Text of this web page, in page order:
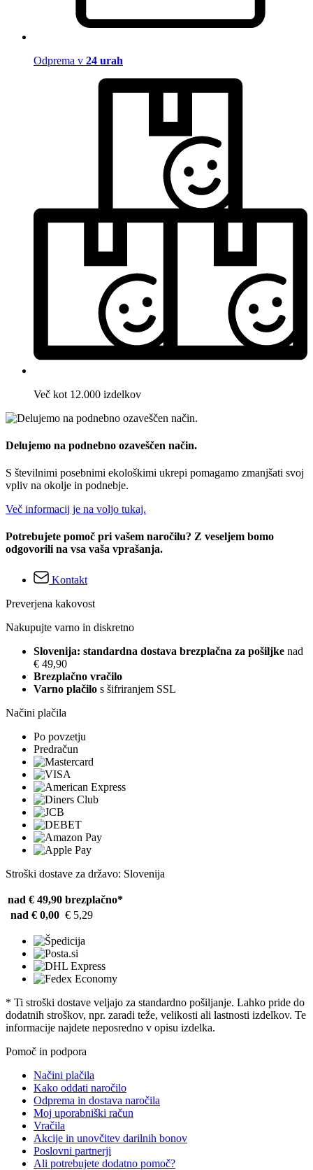
Odprema v 24 urah
Več kot 12.000 izdelkov
Delujemo na podnebno ozaveščen način.
S številnimi posebnimi ekološkimi ukrepi pomagamo zmanjšati svoj
vpliv na okolje in podnebje.
Več informacij je na voljo tukaj.
Potrebujete pomoč pri vašem naročilu? Z veseljem bomo
odgovorili na vsa vaša vprašanja.
Kontakt
Preverjena kakovost
Nakupujte varno in diskretno
Slovenija: standardna dostava brezplačna za pošiljke nad
€ 49,90
Brezplačno vračilo
Varno plačilo s šifriranjem SSL
Načini plačila
Po povzetju
Predračun
Stroški dostave za državo: Slovenija
nad € 49,90 brezplačno*
nad € 0,00 € 5,29
* Ti stroški dostave veljajo za standardno pošiljanje. Lahko pride do
dodatnih stroškov, npr. zaradi teže, velikosti ali lastnosti izdelkov. Te
informacije najdete neposredno v opisu izdelka.
Pomoč in podpora
Načini plačila
Kako oddati naročilo
Odprema in dostava naročila
Moj uporabniški račun
Vračila
Akcije in unovčitev darilnih bonov
Poslovni partnerji
Ali potrebujete dodatno pomoč?